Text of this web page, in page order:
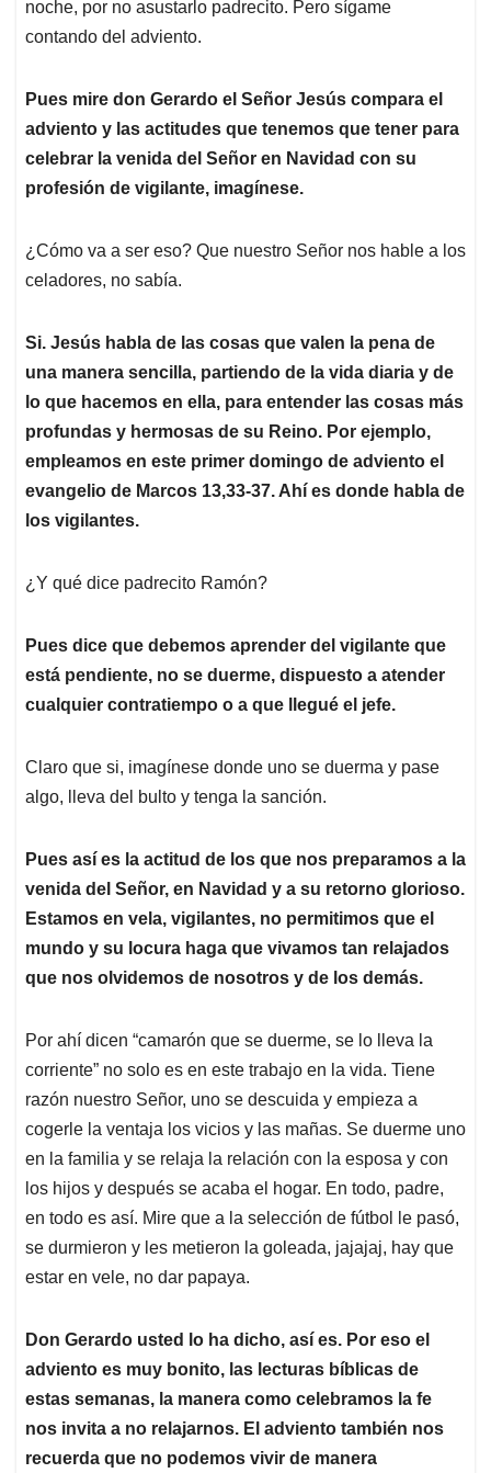
noche, por no asustarlo padrecito. Pero sígame
contando del adviento.
Pues mire don Gerardo el Señor Jesús compara el
adviento y las actitudes que tenemos que tener para
celebrar la venida del Señor en Navidad con su
profesión de vigilante, imagínese.
¿Cómo va a ser eso? Que nuestro Señor nos hable a los
celadores, no sabía.
Si. Jesús habla de las cosas que valen la pena de
una manera sencilla, partiendo de la vida diaria y de
lo que hacemos en ella, para entender las cosas más
profundas y hermosas de su Reino. Por ejemplo,
empleamos en este primer domingo de adviento el
evangelio de Marcos 13,33-37. Ahí es donde habla de
los vigilantes.
¿Y qué dice padrecito Ramón?
Pues dice que debemos aprender del vigilante que
está pendiente, no se duerme, dispuesto a atender
cualquier contratiempo o a que llegué el jefe.
Claro que si, imagínese donde uno se duerma y pase
algo, lleva del bulto y tenga la sanción.
Pues así es la actitud de los que nos preparamos a la
venida del Señor, en Navidad y a su retorno glorioso.
Estamos en vela, vigilantes, no permitimos que el
mundo y su locura haga que vivamos tan relajados
que nos olvidemos de nosotros y de los demás.
Por ahí dicen “camarón que se duerme, se lo lleva la
corriente” no solo es en este trabajo en la vida. Tiene
razón nuestro Señor, uno se descuida y empieza a
cogerle la ventaja los vicios y las mañas. Se duerme uno
en la familia y se relaja la relación con la esposa y con
los hijos y después se acaba el hogar. En todo, padre,
en todo es así. Mire que a la selección de fútbol le pasó,
se durmieron y les metieron la goleada, jajajaj, hay que
estar en vele, no dar papaya.
Don Gerardo usted lo ha dicho, así es. Por eso el
adviento es muy bonito, las lecturas bíblicas de
estas semanas, la manera como celebramos la fe
nos invita a no relajarnos. El adviento también nos
recuerda que no podemos vivir de manera